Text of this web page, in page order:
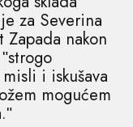
za Severina
nakon
i iskušava
mogućem